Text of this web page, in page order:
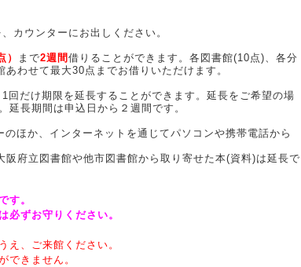
カウンターにお出しください。
まで2週間借りることができます。各図書館(10点)、各分
わせて最大30点までお借りいただけます。
回だけ期限を延長することができます。延長をご希望の場
延長期間は申込日から２週間です。
ほか、インターネットを通じてパソコンや携帯電話から
府立図書館や他市図書館から取り寄せた本(資料)は延長で
す。
必ずお守りください。
え、ご来館ください。
できません。